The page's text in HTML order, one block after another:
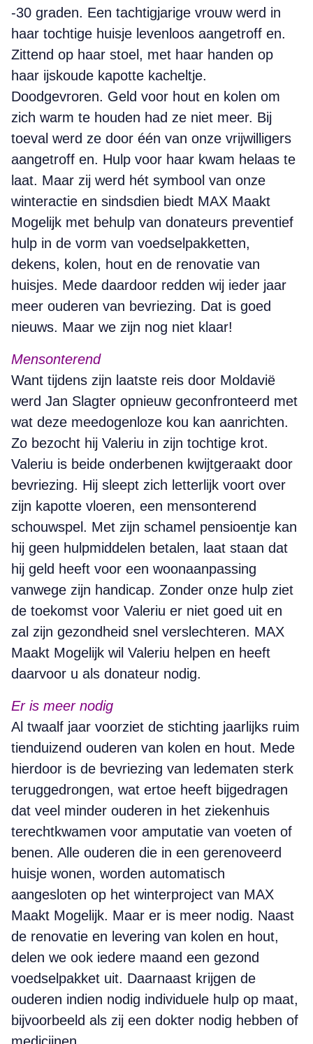
-30 graden. Een tachtigjarige vrouw werd in
haar tochtige huisje levenloos aangetroff en.
Zittend op haar stoel, met haar handen op
haar ijskoude kapotte kacheltje.
Doodgevroren. Geld voor hout en kolen om
zich warm te houden had ze niet meer. Bij
toeval werd ze door één van onze vrijwilligers
aangetroff en. Hulp voor haar kwam helaas te
laat. Maar zij werd hét symbool van onze
winteractie en sindsdien biedt MAX Maakt
Mogelijk met behulp van donateurs preventief
hulp in de vorm van voedselpakketten,
dekens, kolen, hout en de renovatie van
huisjes. Mede daardoor redden wij ieder jaar
meer ouderen van bevriezing. Dat is goed
nieuws. Maar we zijn nog niet klaar!
Mensonterend
Want tijdens zijn laatste reis door Moldavië
werd Jan Slagter opnieuw geconfronteerd met
wat deze meedogenloze kou kan aanrichten.
Zo bezocht hij Valeriu in zijn tochtige krot.
Valeriu is beide onderbenen kwijtgeraakt door
bevriezing. Hij sleept zich letterlijk voort over
zijn kapotte vloeren, een mensonterend
schouwspel. Met zijn schamel pensioentje kan
hij geen hulpmiddelen betalen, laat staan dat
hij geld heeft voor een woonaanpassing
vanwege zijn handicap. Zonder onze hulp ziet
de toekomst voor Valeriu er niet goed uit en
zal zijn gezondheid snel verslechteren. MAX
Maakt Mogelijk wil Valeriu helpen en heeft
daarvoor u als donateur nodig.
Er is meer nodig
Al twaalf jaar voorziet de stichting jaarlijks ruim
tienduizend ouderen van kolen en hout. Mede
hierdoor is de bevriezing van ledematen sterk
teruggedrongen, wat ertoe heeft bijgedragen
dat veel minder ouderen in het ziekenhuis
terechtkwamen voor amputatie van voeten of
benen. Alle ouderen die in een gerenoveerd
huisje wonen, worden automatisch
aangesloten op het winterproject van MAX
Maakt Mogelijk. Maar er is meer nodig. Naast
de renovatie en levering van kolen en hout,
delen we ook iedere maand een gezond
voedselpakket uit. Daarnaast krijgen de
ouderen indien nodig individuele hulp op maat,
bijvoorbeeld als zij een dokter nodig hebben of